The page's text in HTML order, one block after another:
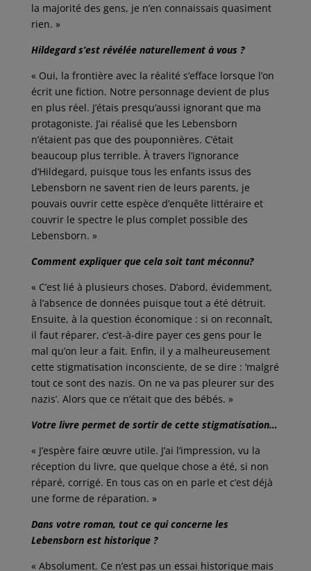
la majorité des gens, je n’en connaissais quasiment
rien. »
Hildegard s’est révélée naturellement à vous ?
« Oui, la frontière avec la réalité s’efface lorsque l’on
écrit une fiction. Notre personnage devient de plus
en plus réel. J’étais presqu’aussi ignorant que ma
protagoniste. J’ai réalisé que les Lebensborn
n’étaient pas que des pouponnières. C’était
beaucoup plus terrible. À travers l’ignorance
d’Hildegard, puisque tous les enfants issus des
Lebensborn ne savent rien de leurs parents, je
pouvais ouvrir cette espèce d’enquête littéraire et
couvrir le spectre le plus complet possible des
Lebensborn. »
Comment expliquer que cela soit tant méconnu?
« C’est lié à plusieurs choses. D’abord, évidemment,
à l’absence de données puisque tout a été détruit.
Ensuite, à la question économique : si on reconnaît,
il faut réparer, c’est-à-dire payer ces gens pour le
mal qu’on leur a fait. Enfin, il y a malheureusement
cette stigmatisation inconsciente, de se dire : ‘malgré
tout ce sont des nazis. On ne va pas pleurer sur des
nazis’. Alors que ce n’était que des bébés. »
Votre livre permet de sortir de cette stigmatisation…
« J’espère faire œuvre utile. J’ai l’impression, vu la
réception du livre, que quelque chose a été, si non
réparé, corrigé. En tous cas on en parle et c’est déjà
une forme de réparation. »
Dans votre roman, tout ce qui concerne les
Lebensborn est historique ?
« Absolument. Ce n’est pas un essai historique mais